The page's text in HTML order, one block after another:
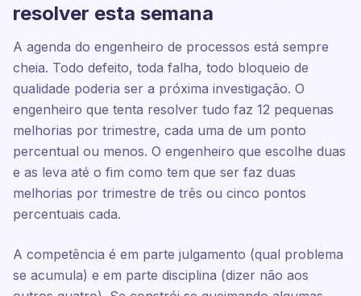
resolver esta semana
A agenda do engenheiro de processos está sempre
cheia. Todo defeito, toda falha, todo bloqueio de
qualidade poderia ser a próxima investigação. O
engenheiro que tenta resolver tudo faz 12 pequenas
melhorias por trimestre, cada uma de um ponto
percentual ou menos. O engenheiro que escolhe duas
e as leva até o fim como tem que ser faz duas
melhorias por trimestre de três ou cinco pontos
percentuais cada.
A competência é em parte julgamento (qual problema
se acumula) e em parte disciplina (dizer não aos